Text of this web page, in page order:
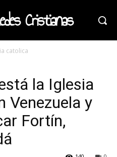
Cristianas
catolica
la Iglesia
Venezuela y
Fortín,